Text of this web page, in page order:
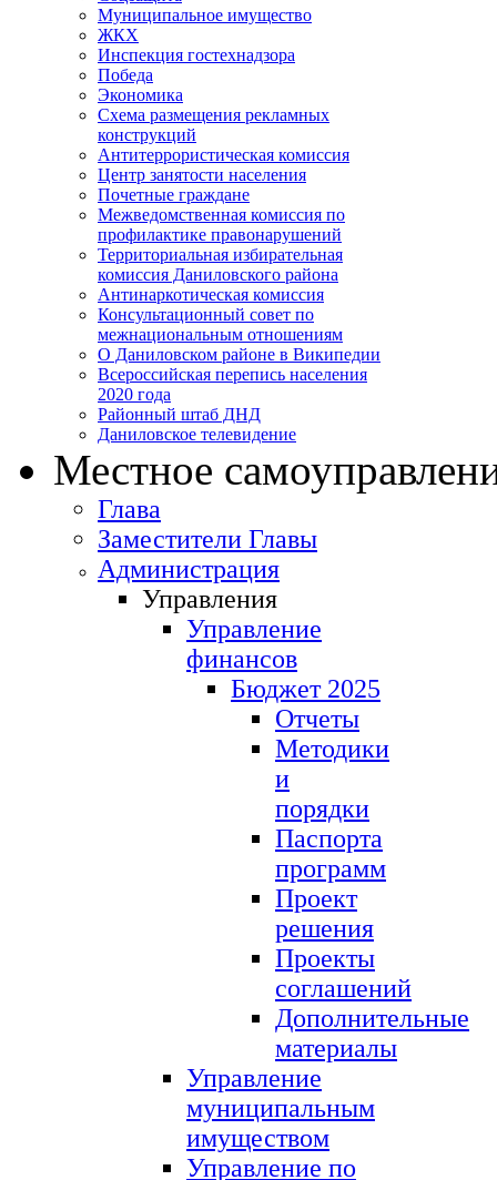
Муниципальное имущество
ЖКХ
Инспекция гостехнадзора
Победа
Экономика
Схема размещения рекламных
конструкций
Антитеррористическая комиссия
Центр занятости населения
Почетные граждане
Межведомственная комиссия по
профилактике правонарушений
Территориальная избирательная
комиссия Даниловского района
Антинаркотическая комиссия
Консультационный совет по
межнациональным отношениям
О Даниловском районе в Википедии
Всероссийская перепись населения
2020 года
Районный штаб ДНД
Даниловское телевидение
Местное
Глава
Заместители Главы
Администрация
Управления
Управление
финансов
Бюджет 2025
Отчеты
Методики
и
порядки
Паспорта
программ
Проект
решения
Проекты
соглашений
Дополнительные
материалы
Управление
муниципальным
имуществом
Управление по